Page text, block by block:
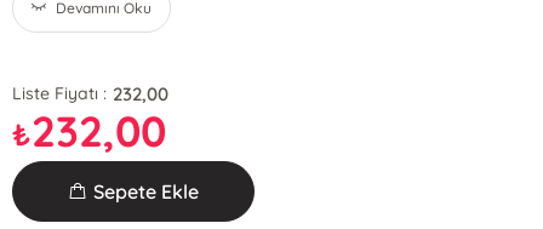
Devamını Oku
Liste Fiyatı : 232,00
₺232,00
Sepete Ekle